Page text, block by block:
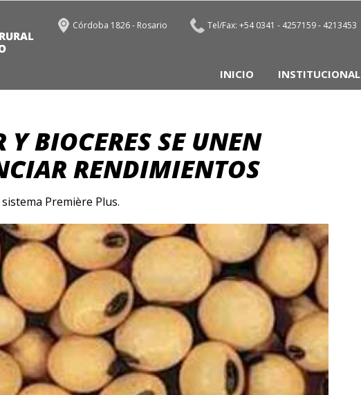
Córdoba 1826 - Rosario Tel/Fax: +54 0341 - 4257159 - 4213453
INICIO INSTITUCIONAL
Y BIOCERES SE UNEN
RENDIMIENTOS
Première Plus.